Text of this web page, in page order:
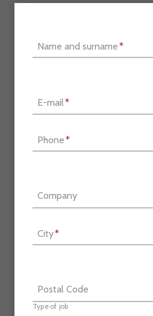
Name and surname*
E-mail*
Phone*
Company
City*
Postal Code
Type of job